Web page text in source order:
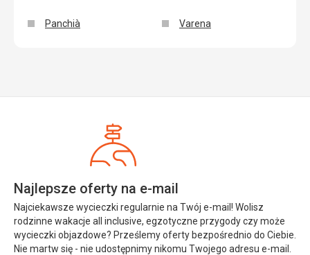
Panchià Varena
Najlepsze oferty na e-mail
Najciekawsze wycieczki regularnie na Twój e-mail! Wolisz
rodzinne wakacje all inclusive, egzotyczne przygody czy może
wycieczki objazdowe? Prześlemy oferty bezpośrednio do Ciebie.
Nie martw się - nie udostępnimy nikomu Twojego adresu e-mail.